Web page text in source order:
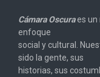
Cámara Oscuraes un
enfoque
social y cultural.
sido la gente, sus
historias, sus